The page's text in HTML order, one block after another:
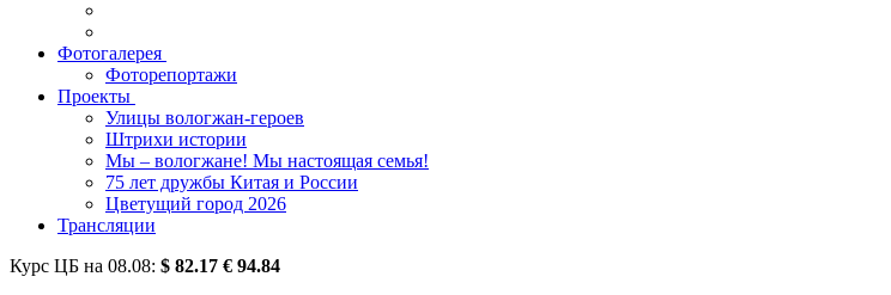
Фотогалерея
Фоторепортажи
Проекты
Улицы вологжан-героев
Штрихи истории
Мы – вологжане! Мы настоящая семья!
75 лет дружбы Китая и России
Цветущий город 2026
Трансляции
Курс ЦБ на 08.08: $ 82.17 € 94.84